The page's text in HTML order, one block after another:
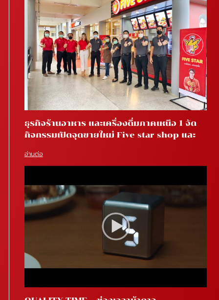
ธุรกิจร้านอาหาร และเครื่องดื่มภาคเหนือ 1 จัด
กิจกรรมเปิดจุดขายใหม่ Five star shop และ
อ่านต่อ